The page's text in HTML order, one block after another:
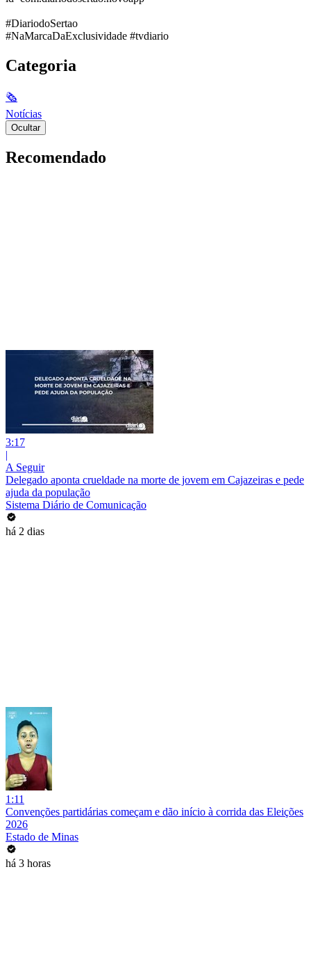
#DiariodoSertao
#NaMarcaDaExclusividade #tvdiario
Categoria
🗞
Notícias
Ocultar
Recomendado
3:17
|
A Seguir
Delegado aponta crueldade na morte de jovem em Cajazeiras e pede
ajuda da população
Sistema Diário de Comunicação
há 2 dias
1:11
Convenções partidárias começam e dão início à corrida das Eleições
2026
Estado de Minas
há 3 horas